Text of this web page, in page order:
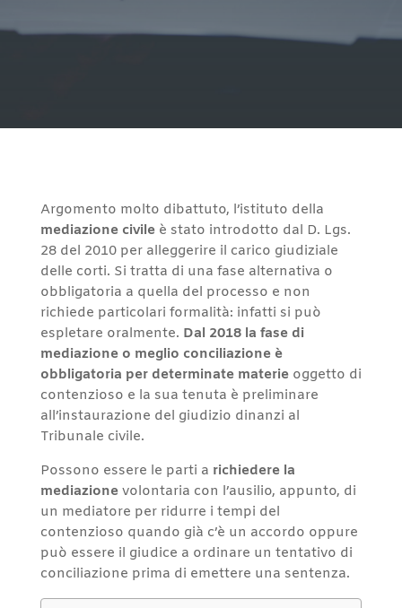
Argomento molto dibattuto, l’istituto della
mediazione civileè stato introdotto dal D. Lgs.
28 del 2010 per alleggerire il carico giudiziale
delle corti. Si tratta di una fase alternativa o
obbligatoria a quella del processo e non
richiede particolari formalità: infatti si può
espletare oralmente. Dal 2018 la fase di
mediazione o meglio conciliazione è
obbligatoria per determinate materieoggetto di
contenzioso e la sua tenuta è preliminare
all’instaurazione del giudizio dinanzi al
Tribunale civile.
Possono essere le parti a richiedere la
mediazionevolontaria con l’ausilio, appunto, di
un mediatore per ridurre i tempi del
contenzioso quando già c’è un accordo oppure
può essere il giudice a ordinare un tentativo di
conciliazione prima di emettere una sentenza.